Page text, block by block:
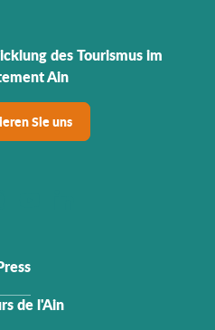
des Tourismus im
Ain
Sie uns
de l'Ain